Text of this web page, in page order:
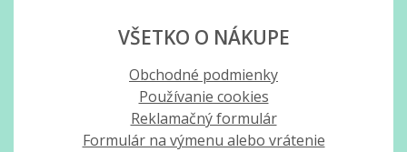
VŠETKO O NÁKUPE
Obchodné podmienky
Používanie cookies
Reklamačný formulár
Formulár na výmenu alebo vrátenie